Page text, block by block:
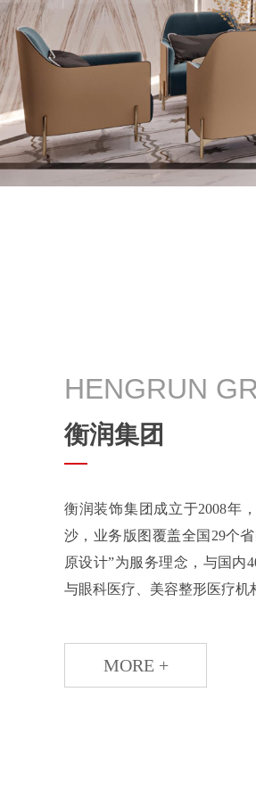
1 2 3
HENGRUN
衡润集团
衡润装饰集团成立于2008年
沙，业务版图覆盖全国29个
原设计”为服务理念，与国内
与眼科医疗、美容整形医疗机
MORE +